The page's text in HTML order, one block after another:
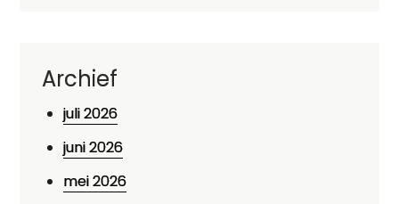
Archief
juli 2026
juni 2026
mei 2026